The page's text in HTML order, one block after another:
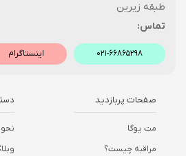
طبقه زیرین
تماس:
۰۲۱-۶۶۸۶۵۲۹۸ اینستاگرام
صفحات پربازدید
مت یوگا
مراقبه چیست؟